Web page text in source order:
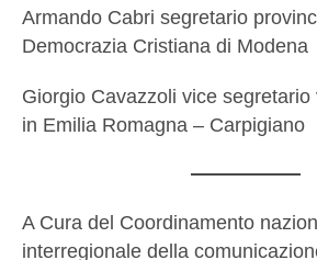
Armando Cabri segretario
Democrazia Cristiana di Modena
Giorgio Cavazzoli vice segretario
in Emilia Romagna – Carpigiano
A Cura del Coordinamento
interregionale della